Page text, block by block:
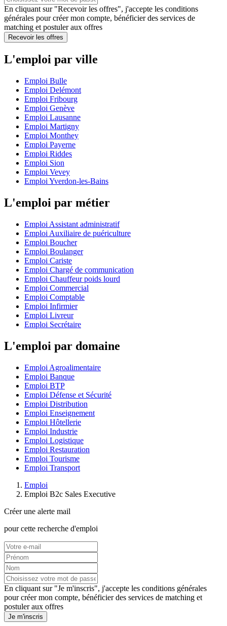
En cliquant sur "Recevoir les offres", j'accepte les conditions
générales pour créer mon compte, bénéficier des services de
matching et postuler aux offres
Recevoir les offres
L'emploi par ville
Emploi Bulle
Emploi Delémont
Emploi Fribourg
Emploi Genève
Emploi Lausanne
Emploi Martigny
Emploi Monthey
Emploi Payerne
Emploi Riddes
Emploi Sion
Emploi Vevey
Emploi Yverdon-les-Bains
L'emploi par métier
Emploi Assistant administratif
Emploi Auxiliaire de puériculture
Emploi Boucher
Emploi Boulanger
Emploi Cariste
Emploi Chargé de communication
Emploi Chauffeur poids lourd
Emploi Commercial
Emploi Comptable
Emploi Infirmier
Emploi Livreur
Emploi Secrétaire
L'emploi par domaine
Emploi Agroalimentaire
Emploi Banque
Emploi BTP
Emploi Défense et Sécurité
Emploi Distribution
Emploi Enseignement
Emploi Hôtellerie
Emploi Industrie
Emploi Logistique
Emploi Restauration
Emploi Tourisme
Emploi Transport
Emploi
Emploi B2c Sales Executive
Créer une alerte mail
pour cette recherche d'emploi
En cliquant sur "Je m'inscris", j'accepte les conditions générales
pour créer mon compte, bénéficier des services de matching et
postuler aux offres
Je m'inscris